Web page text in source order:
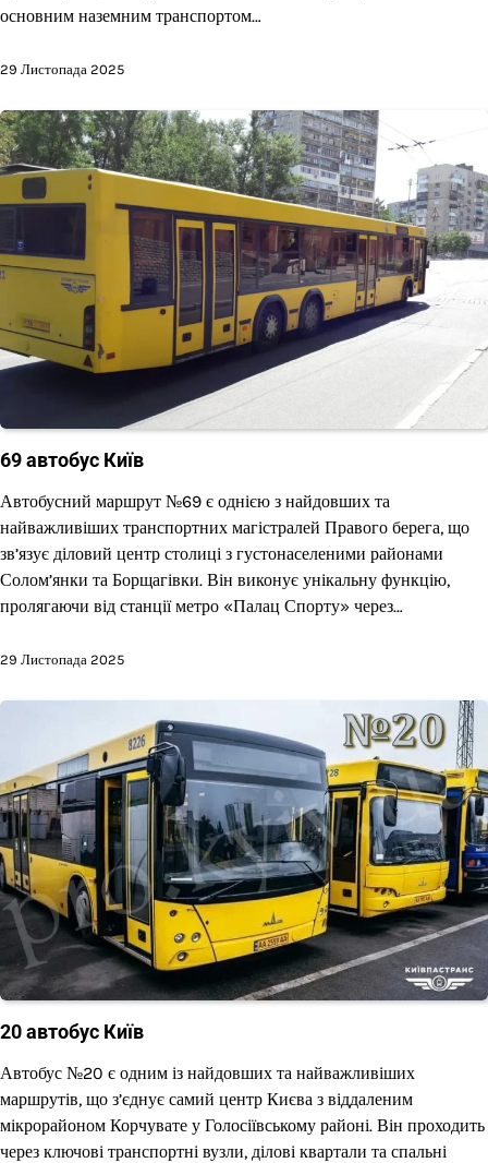
основним наземним транспортом…
29 Листопада 2025
69 автобус Київ
Автобусний маршрут №69 є однією з найдовших та
найважливіших транспортних магістралей Правого берега, що
зв’язує діловий центр столиці з густонаселеними районами
Солом’янки та Борщагівки. Він виконує унікальну функцію,
пролягаючи від станції метро «Палац Спорту» через…
29 Листопада 2025
20 автобус Київ
Автобус №20 є одним із найдовших та найважливіших
маршрутів, що з’єднує самий центр Києва з віддаленим
мікрорайоном Корчувате у Голосіївському районі. Він проходить
через ключові транспортні вузли, ділові квартали та спальні